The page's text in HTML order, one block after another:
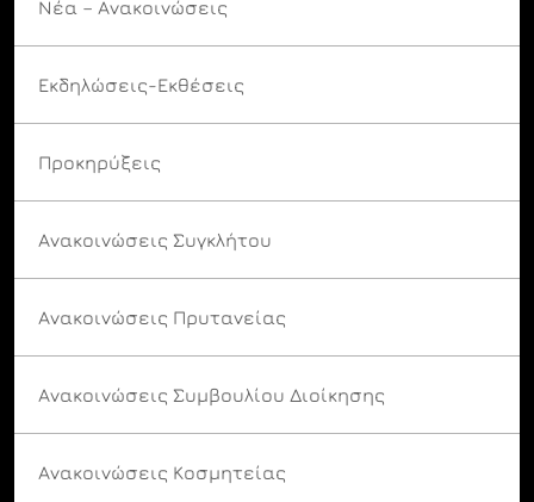
Νέα – Ανακοινώσεις
Εκδηλώσεις-Εκθέσεις
Προκηρύξεις
Ανακοινώσεις Συγκλήτου
Ανακοινώσεις Πρυτανείας
Ανακοινώσεις Συμβουλίου Διοίκησης
Ανακοινώσεις Κοσμητείας